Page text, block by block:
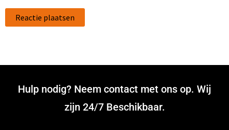
Hulp nodig? Neem contact met ons op. Wij
zijn 24/7 Beschikbaar.